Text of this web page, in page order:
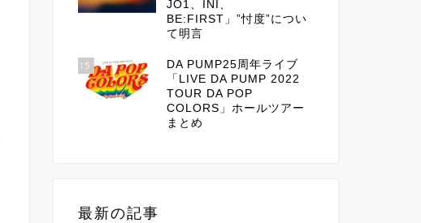
JO1、INI、
BE:FIRST」”忖度”につい
て明言
15
DA PUMP25周年ライブ
「LIVE DA PUMP 2022
TOUR DA POP
COLORS」ホールツアー
まとめ
最新の記事